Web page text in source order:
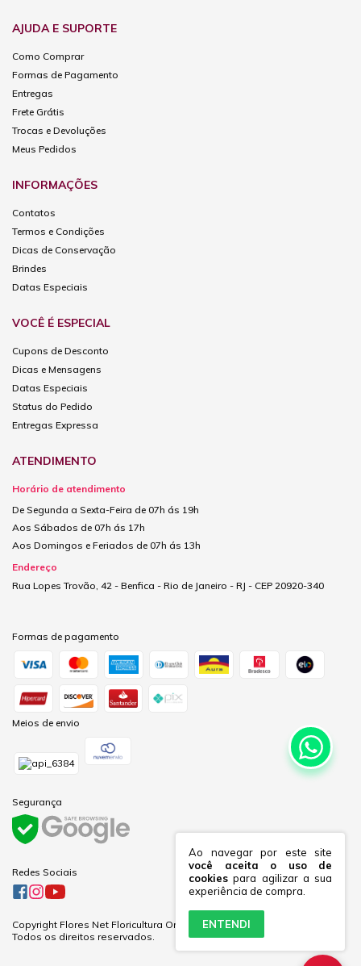
Ao navegar por este site
você aceita o uso de
cookies para agilizar a sua
experiência de compra.
ENTENDI
AJUDA E SUPORTE
Como Comprar
Formas de Pagamento
Entregas
Frete Grátis
Trocas e Devoluções
Meus Pedidos
INFORMAÇÕES
Contatos
Termos e Condições
Dicas de Conservação
Brindes
Datas Especiais
VOCÊ É ESPECIAL
Cupons de Desconto
Dicas e Mensagens
Datas Especiais
Status do Pedido
Entregas Expressa
ATENDIMENTO
Horário de atendimento
De Segunda a Sexta-Feira de 07h ás 19h
Aos Sábados de 07h ás 17h
Aos Domingos e Feriados de 07h ás 13h
Endereço
Rua Lopes Trovão, 42 - Benfica - Rio de Janeiro - RJ - CEP 20920-340
Formas de pagamento
Meios de envio
Segurança
Redes Sociais
Copyright Flores Net Floricultura Online Ltda - 60281691000170 - 2026.
Todos os direitos reservados.